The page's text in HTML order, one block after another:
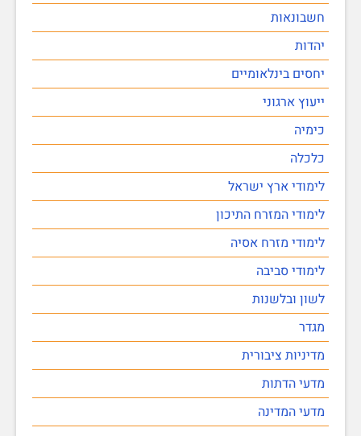
חשבונאות
יהדות
יחסים בינלאומיים
ייעוץ ארגוני
כימיה
כלכלה
לימודי ארץ ישראל
לימודי המזרח התיכון
לימודי מזרח אסיה
לימודי סביבה
לשון ובלשנות
מגדר
מדיניות ציבורית
מדעי הדתות
מדעי המדינה